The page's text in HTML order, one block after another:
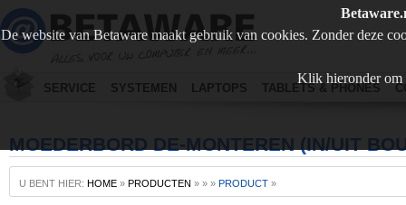
De website van Betaware maakt gebruik van cookies. Zonder deze
Klik hieronder om
SERVICE SYSTEMEN LAPTOPS TABLETS & PHONES
MOEDERBORD DE-MONTEREN (IN/UIT
U BENT HIER: HOME » PRODUCTEN » » » PRODUCT »